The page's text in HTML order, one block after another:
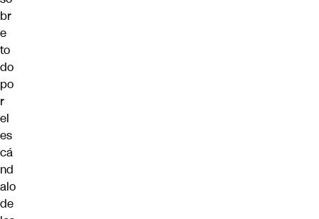
br
e
to
do
po
r
el
es
cá
nd
alo
de